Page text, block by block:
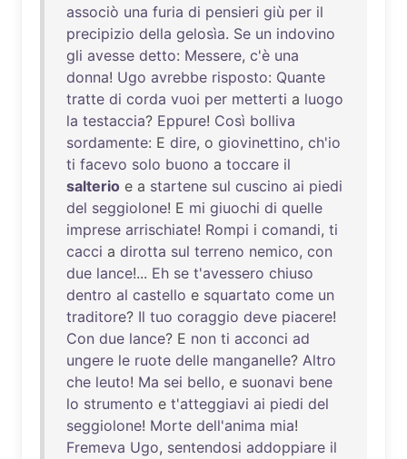
associò una furia di pensieri giù per il
precipizio della gelosìa. Se un indovino
gli avesse detto: Messere, c'è una
donna! Ugo avrebbe risposto: Quante
tratte di corda vuoi per metterti a luogo
la testaccia? Eppure! Così bolliva
sordamente: E dire, o giovinettino, ch'io
ti facevo solo buono a toccare il
salterio e a startene sul cuscino ai piedi
del seggiolone! E mi giuochi di quelle
imprese arrischiate! Rompi i comandi, ti
cacci a dirotta sul terreno nemico, con
due lance!... Eh se t'avessero chiuso
dentro al castello e squartato come un
traditore? Il tuo coraggio deve piacere!
Con due lance? E non ti acconci ad
ungere le ruote delle manganelle? Altro
che leuto! Ma sei bello, e suonavi bene
lo strumento e t'atteggiavi ai piedi del
seggiolone! Morte dell'anima mia!
Fremeva Ugo, sentendosi addoppiare il